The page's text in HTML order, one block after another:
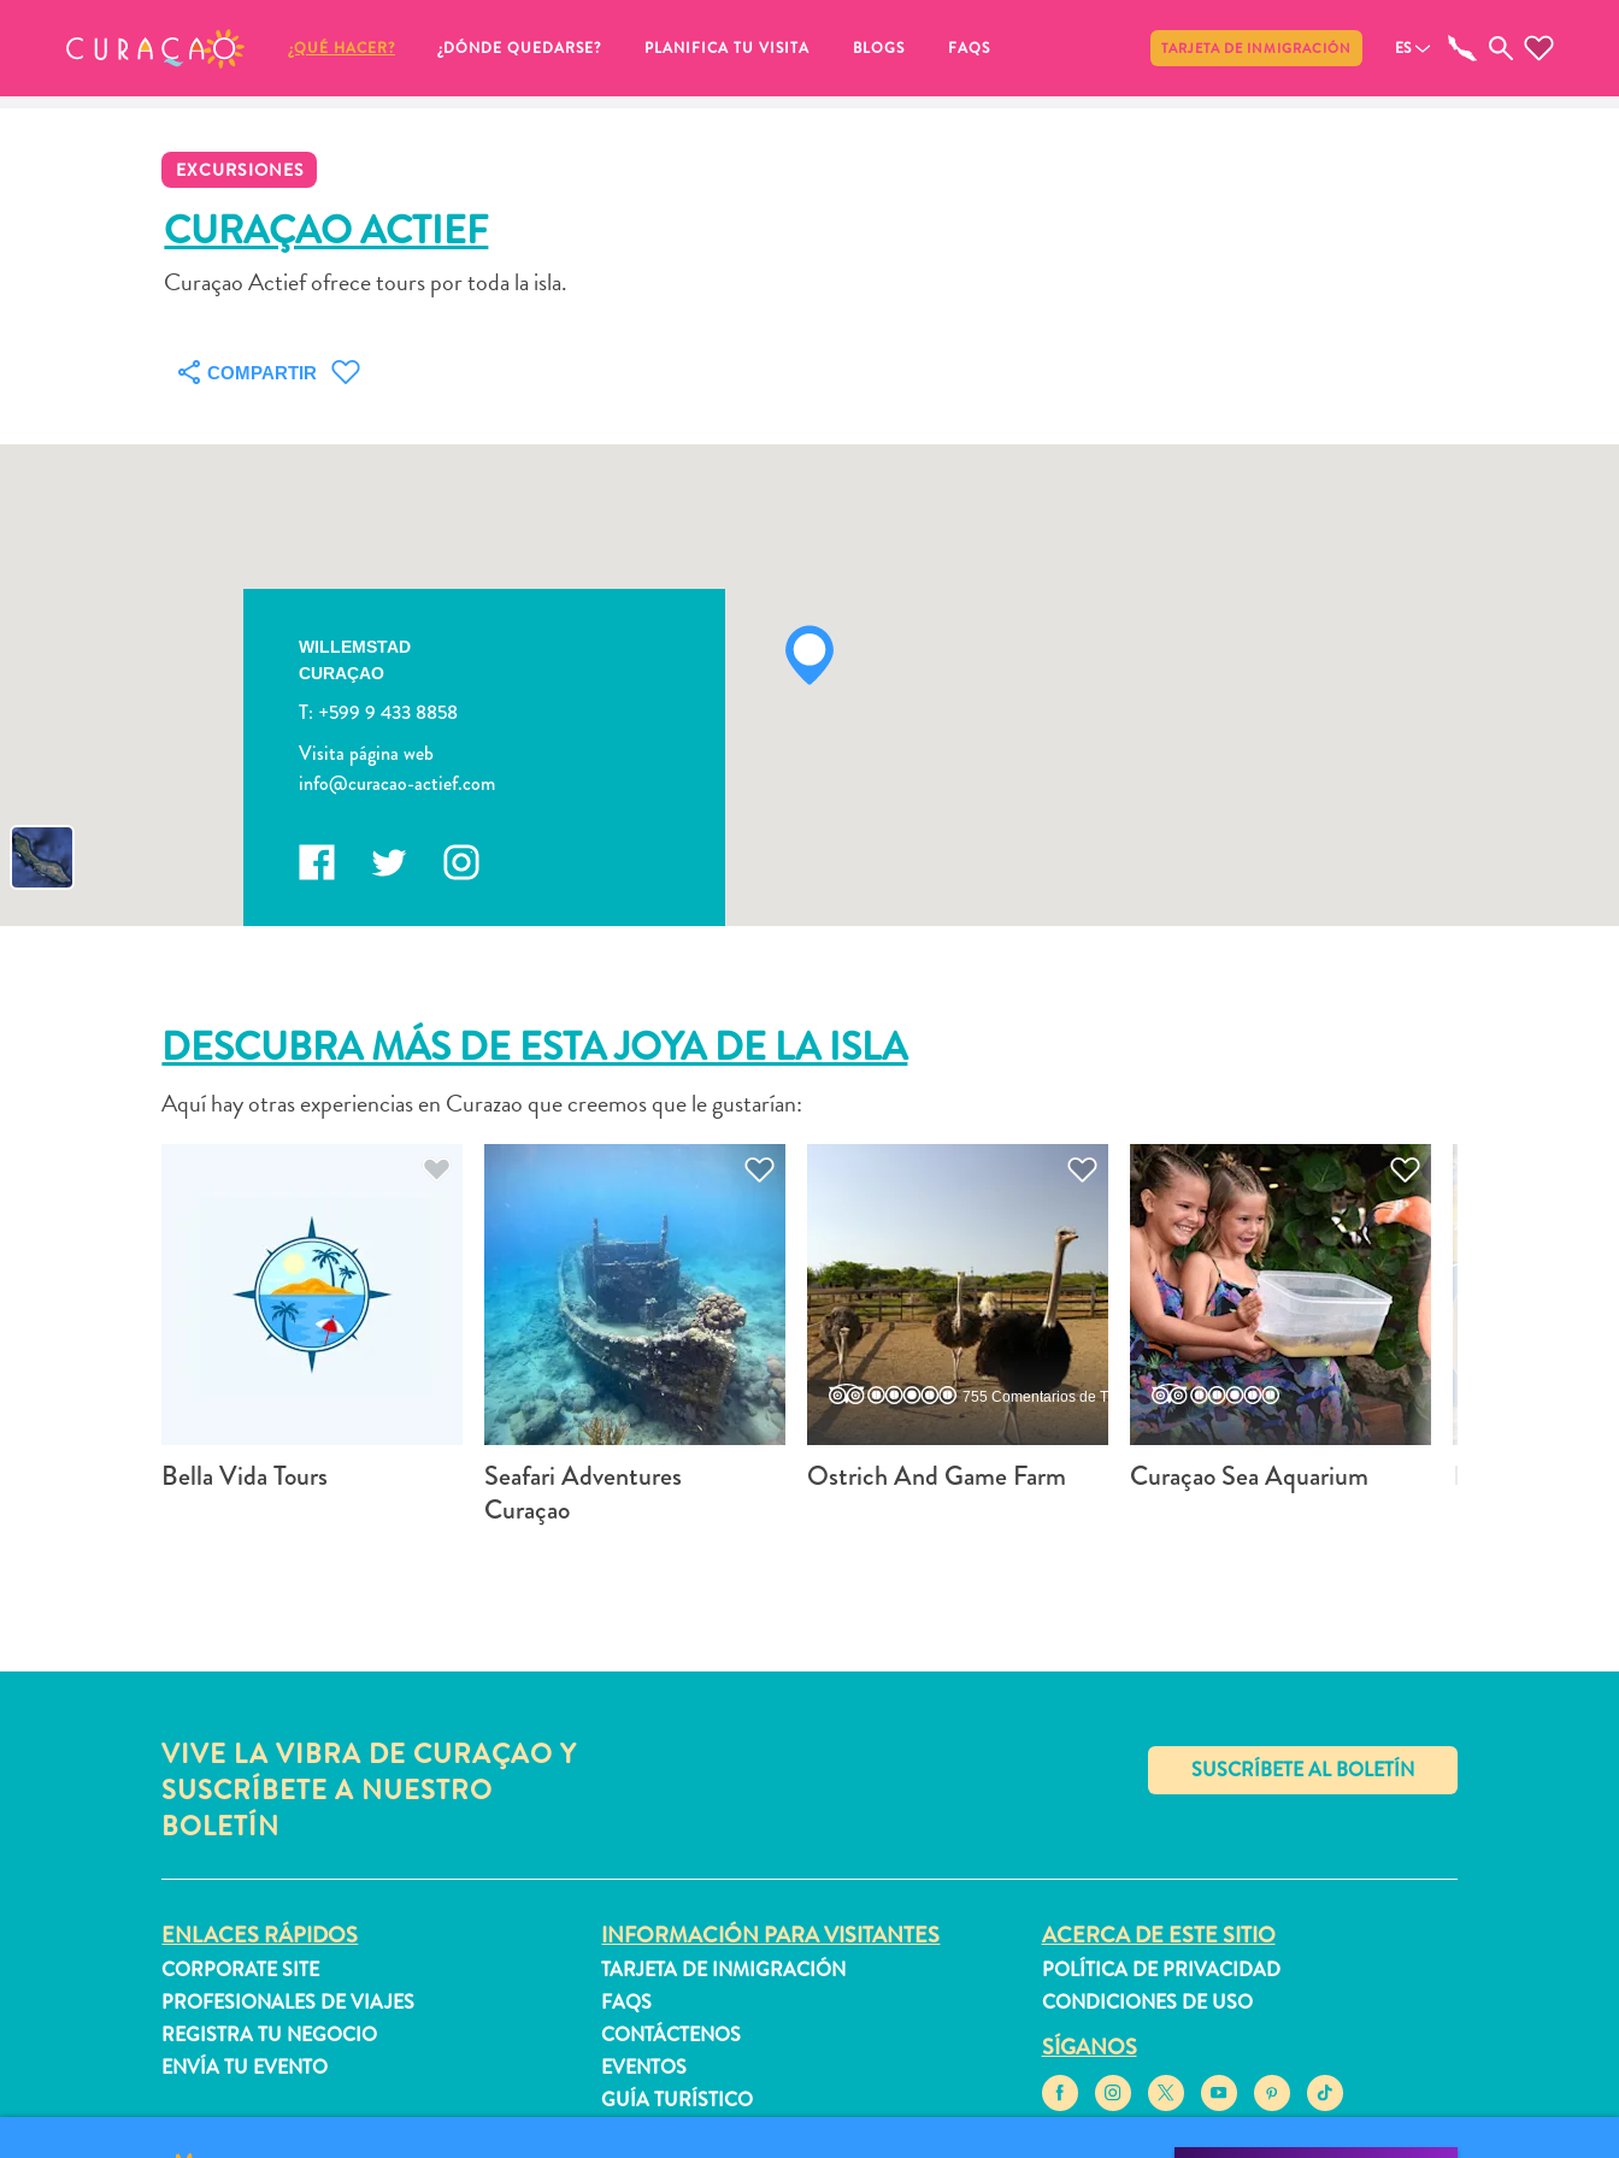
¿QUÉ HACER? ¿DÓNDE QUEDARSE? PLANIFICA TU VISITA BLOGS FAQS TARJETA DE INMIGRACIÓN ES
EXCURSIONES
CURAÇAO ACTIEF
Curaçao Actief ofrece tours por toda la isla.
COMPARTIR
WHATSAPP
FACEBOOK
CORREO ELECTRÓNICO
COPIAR ENLACE
WILLEMSTAD
CURAÇAO
T: +599 9 433 8858
Visita página web
info@curacao-actief.com
DESCUBRA MÁS DE ESTA JOYA DE LA ISLA
Aquí hay otras experiencias en Curazao que creemos que le gustarían:
Bella Vida Tours
Seafari Adventures
Curaçao
755 Comentarios de TripAdvisor
Ostrich And Game Farm Curaçao Sea Aquarium
VIVE LA VIBRA DE CURAÇAO Y
SUSCRÍBETE A NUESTRO
BOLETÍN
✕
ENLACES RÁPIDOS
CORPORATE SITE
PROFESIONALES DE VIAJES
REGISTRA TU NEGOCIO
ENVÍA TU EVENTO
INFORMACIÓN PARA VISITANTES
TARJETA DE INMIGRACIÓN
FAQS
CONTÁCTENOS
EVENTOS
GUÍA TURÍSTICO
ACERCA DE ESTE SITIO
POLÍTICA DE PRIVACIDAD
CONDICIONES DE USO
SÍGANOS
MIS FAVORITOS Compartir